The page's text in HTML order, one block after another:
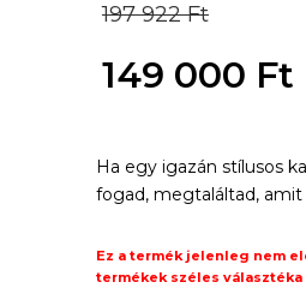
197 922Ft
price
197
922
149 000 Ft
price
149
Ha egy igazán stílusos
fogad, megtaláltad, amit
Ez a termék jelenleg nem
termékek széles